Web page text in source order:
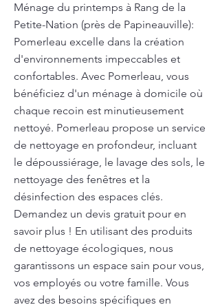
Ménage du printemps à Rang de la
Petite-Nation (près de Papineauville):
Pomerleau excelle dans la création
d'environnements impeccables et
confortables. Avec Pomerleau, vous
bénéficiez d'un ménage à domicile où
chaque recoin est minutieusement
nettoyé. Pomerleau propose un service
de nettoyage en profondeur, incluant
le dépoussiérage, le lavage des sols, le
nettoyage des fenêtres et la
désinfection des espaces clés.
Demandez un devis gratuit pour en
savoir plus ! En utilisant des produits
de nettoyage écologiques, nous
garantissons un espace sain pour vous,
vos employés ou votre famille. Vous
avez des besoins spécifiques en